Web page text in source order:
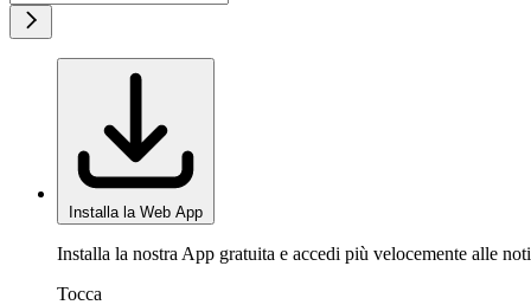
Installa la Web App
Installa la nostra App gratuita e accedi più velocemente alle
Tocca